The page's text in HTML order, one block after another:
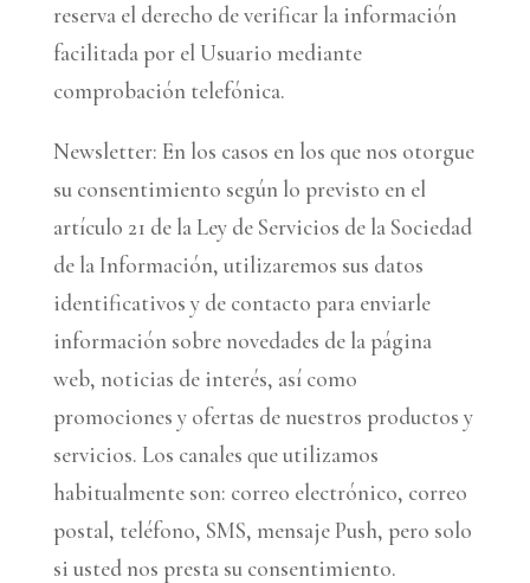
reserva el derecho de verificar la información
facilitada por el Usuario mediante
comprobación telefónica.
Newsletter: En los casos en los que nos otorgue
su consentimiento según lo previsto en el
artículo 21 de la Ley de Servicios de la Sociedad
de la Información, utilizaremos sus datos
identificativos y de contacto para enviarle
información sobre novedades de la página
web, noticias de interés, así como
promociones y ofertas de nuestros productos y
servicios. Los canales que utilizamos
habitualmente son: correo electrónico, correo
postal, teléfono, SMS, mensaje Push, pero solo
si usted nos presta su consentimiento.